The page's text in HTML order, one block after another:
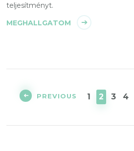
teljesítményt.
MEGHALLGATOM
PREVIOUS 1 2 3 4